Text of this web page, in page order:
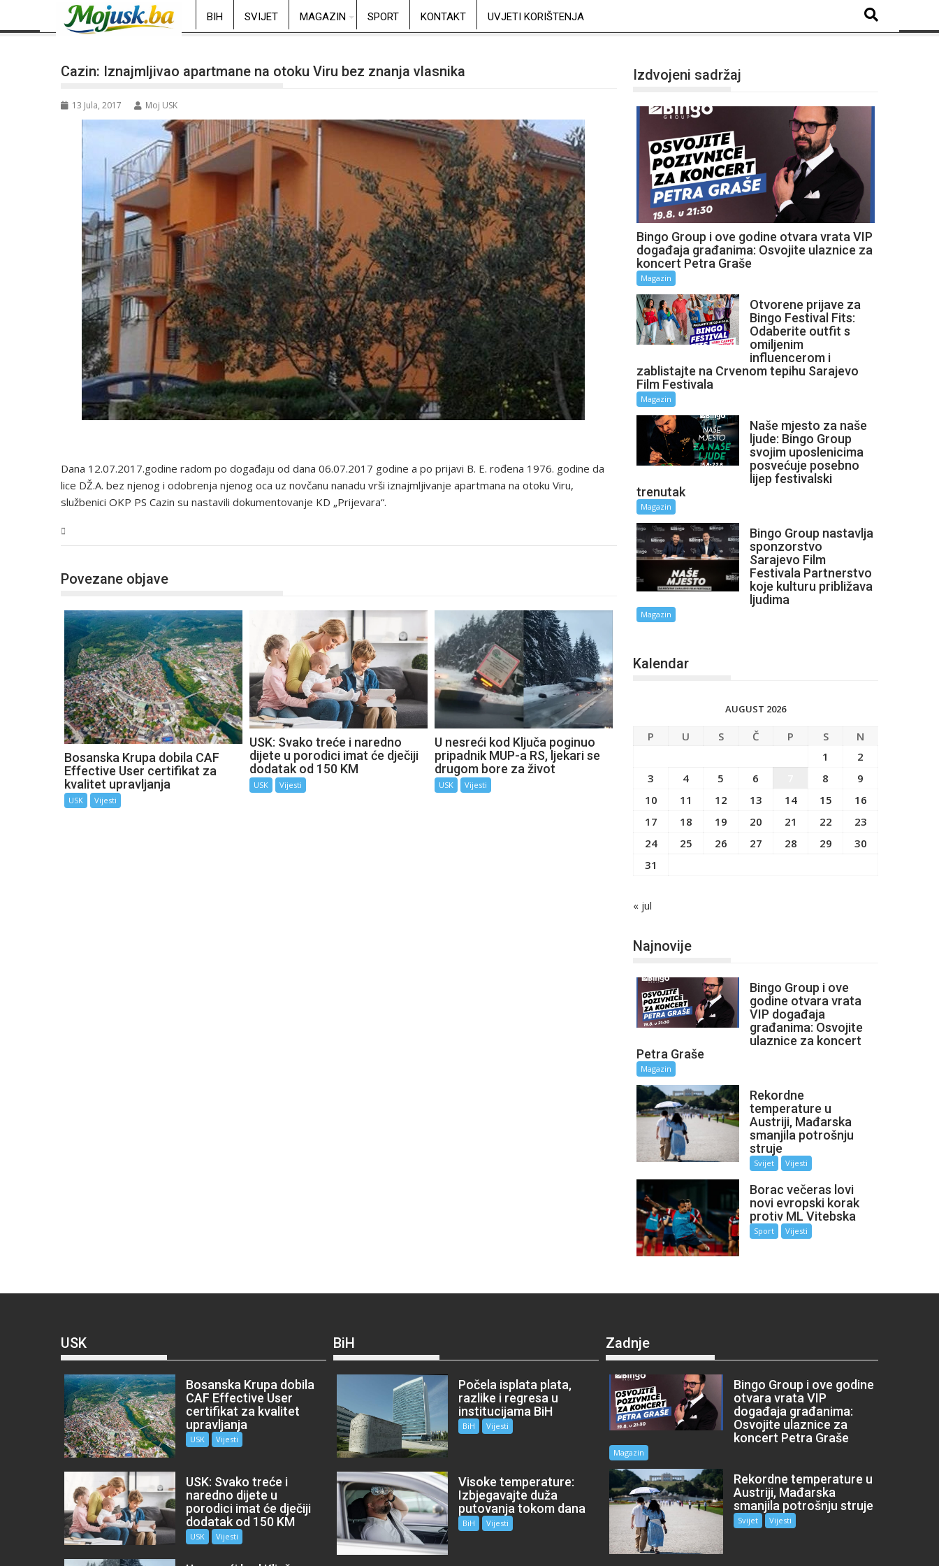
BIH SVIJET MAGAZIN SPORT KONTAKT UVJETI KORIŠTENJA
Cazin: Iznajmljivao apartmane na otoku Viru bez znanja vlasnika
13 Jula, 2017 Moj USK
Dana 12.07.2017.godine radom po događaju od dana 06.07.2017 godine a po prijavi B. E. rođena 1976. godine da
lice DŽ.A. bez njenog i odobrenja njenog oca uz novčanu nanadu vrši iznajmljivanje apartmana na otoku Viru,
službenici OKP PS Cazin su nastavili dokumentovanje KD „Prijevara“.
Povezane objave
Bosanska Krupa dobila CAF
Effective User certifikat za
kvalitet upravljanja
USK Vijesti
USK: Svako treće i naredno
dijete u porodici imat će dječiji
dodatak od 150 KM
USK Vijesti
U nesreći kod Ključa poginuo
pripadnik MUP-a RS, ljekari se
drugom bore za život
USK Vijesti
Izdvojeni sadržaj
Bingo Group i ove godine otvara vrata VIP
događaja građanima: Osvojite ulaznice za
koncert Petra Graše
Magazin
Otvorene prijave za
Bingo Festival Fits:
Odaberite outfit s
omiljenim
influencerom i
zablistajte na Crvenom tepihu Sarajevo
Film Festivala
Magazin
Naše mjesto za naše
ljude: Bingo Group
svojim uposlenicima
posvećuje posebno
lijep festivalski
trenutak
Magazin
Bingo Group nastavlja
sponzorstvo
Sarajevo Film
Festivala Partnerstvo
koje kulturu približava
ljudima
Magazin
Kalendar
AUGUST 2026
P U S Č P S
N
1
2
3
4 5 6 8
9
10
11 12 13 14 15
16
17
18 19 20 21 22
23
24
25 26 27 28 29
30
31
« jul
Najnovije
Bingo Group i ove
godine otvara vrata
VIP događaja
građanima: Osvojite
ulaznice za koncert
Petra Graše
Magazin
Rekordne
temperature u
Austriji, Mađarska
smanjila potrošnju
struje
Svijet Vijesti
Borac večeras lovi
novi evropski korak
protiv ML Vitebska
Sport Vijesti
USK
Bosanska Krupa dobila
CAF Effective User
certifikat za kvalitet
upravljanja
USK Vijesti
USK: Svako treće i
naredno dijete u
porodici imat će dječiji
dodatak od 150 KM
USK Vijesti
BiH
Počela isplata plata,
razlike i regresa u
institucijama BiH
BiH Vijesti
Visoke temperature:
Izbjegavajte duža
putovanja tokom dana
BiH Vijesti
Zadnje
Bingo Group i ove godine
otvara vrata VIP
događaja građanima:
Osvojite ulaznice za
koncert Petra Graše
Magazin
Rekordne temperature u
Austriji, Mađarska
smanjila potrošnju struje
Svijet Vijesti